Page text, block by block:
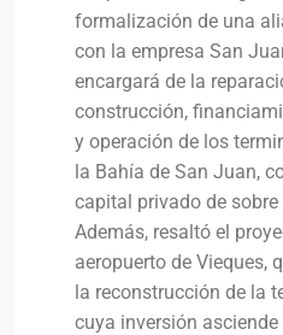
formalización de una
con la empresa San
encargará de la
construcción,
y operación de los
la Bahía de San Juan,
capital privado de
Además, resaltó el
aeropuerto de Vieques,
la reconstrucción de la
cuya inversión